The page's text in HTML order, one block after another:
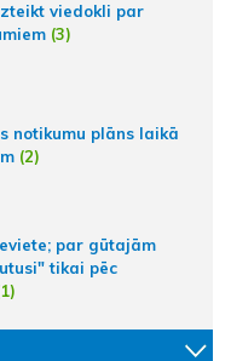
viedokli par
(3)
notikumu plāns laikā
(2)
par gūtajām
tikai pēc